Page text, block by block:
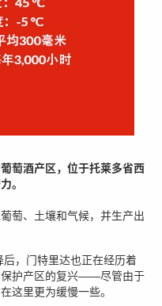
萄酒产区，位于托莱多省西
。
萄、土壤和气候，并生产出
，门特里达也正在经历着
保护产区的复兴——尽管由于
这里更为缓慢一些。